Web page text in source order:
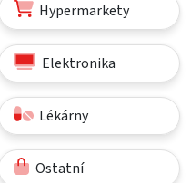
Hypermarkety
Elektronika
Lékárny
Ostatní